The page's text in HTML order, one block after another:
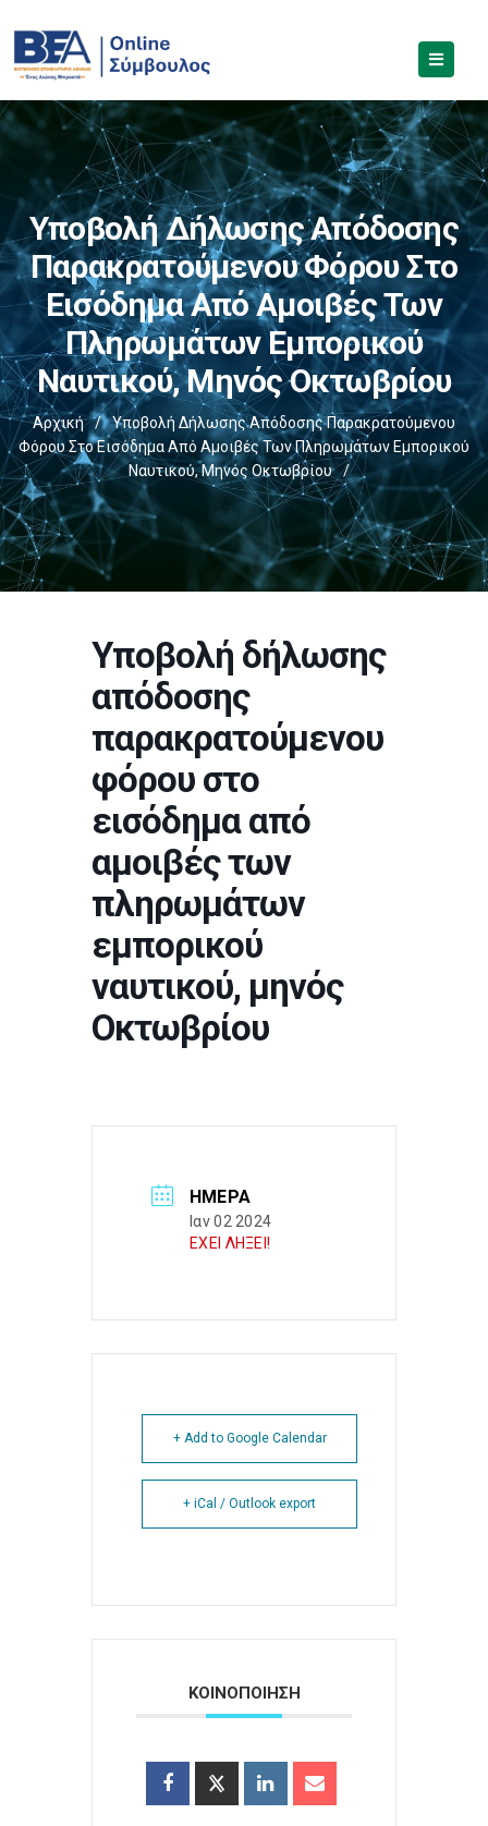
Υποβολή Δήλωσης Απόδοσης
Παρακρατούμενου Φόρου Στο
Εισόδημα Από Αμοιβές Των
Πληρωμάτων Εμπορικού
Ναυτικού, Μηνός Οκτωβρίου
Αρχική /
Υποβολή Δήλωσης Απόδοσης Παρακρατούμενου
Φόρου Στο Εισόδημα Από Αμοιβές Των Πληρωμάτων Εμπορικού
Ναυτικού, Μηνός Οκτωβρίου
/
Υποβολή δήλωσης
απόδοσης
παρακρατούμενου
φόρου στο
εισόδημα από
αμοιβές των
πληρωμάτων
εμπορικού
ναυτικού, μηνός
Οκτωβρίου
ΗΜΈΡΑ
Ιαν 02 2024
ΕΧΕΙ ΛΗΞΕΙ!
+ Add to Google Calendar
+ iCal / Outlook export
ΚΟΙΝΟΠΟΙΗΣΗ